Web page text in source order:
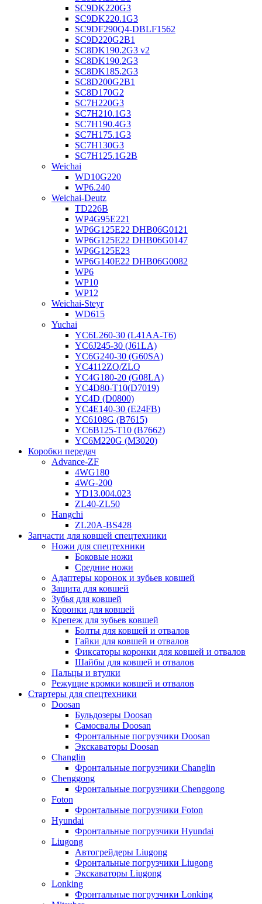
SC9DK220G3
SC9DK220.1G3
SC9DF290Q4-DBLF1562
SC9D220G2B1
SC8DK190.2G3 v2
SC8DK190.2G3
SC8DK185.2G3
SC8D200G2B1
SC8D170G2
SC7H220G3
SC7H210.1G3
SC7H190.4G3
SC7H175.1G3
SC7H130G3
SC7H125.1G2B
Weichai
WD10G220
WP6.240
Weichai-Deutz
TD226B
WP4G95E221
WP6G125E22 DHB06G0121
WP6G125E22 DHB06G0147
WP6G125E23
WP6G140E22 DHB06G0082
WP6
WP10
WP12
Weichai-Steyr
WD615
Yuchai
YC6L260-30 (L41AA-T6)
YC6J245-30 (J61LA)
YC6G240-30 (G60SA)
YC4112ZQ/ZLQ
YC4G180-20 (G08LA)
YC4D80-T10(D7019)
YC4D (D0800)
YC4E140-30 (E24FB)
YC6108G (B7615)
YC6B125-T10 (B7662)
YC6M220G (M3020)
Коробки передач
Advance-ZF
4WG180
4WG-200
YD13.004.023
ZL40-ZL50
Hangchi
ZL20A-BS428
Запчасти для ковшей спецтехники
Ножи для спецтехники
Боковые ножи
Средние ножи
Адаптеры коронок и зубьев ковшей
Защита для ковшей
Зубья для ковшей
Коронки для ковшей
Крепеж для зубьев ковшей
Болты для ковшей и отвалов
Гайки для ковшей и отвалов
Фиксаторы коронки для ковшей и отвалов
Шайбы для ковшей и отвалов
Пальцы и втулки
Режущие кромки ковшей и отвалов
Стартеры для спецтехники
Doosan
Бульдозеры Doosan
Самосвалы Doosan
Фронтальные погрузчики Doosan
Экскаваторы Doosan
Changlin
Фронтальные погрузчики Changlin
Chenggong
Фронтальные погрузчики Chenggong
Foton
Фронтальные погрузчики Foton
Hyundai
Фронтальные погрузчики Hyundai
Liugong
Автогрейдеры Liugong
Фронтальные погрузчики Liugong
Экскаваторы Liugong
Lonking
Фронтальные погрузчики Lonking